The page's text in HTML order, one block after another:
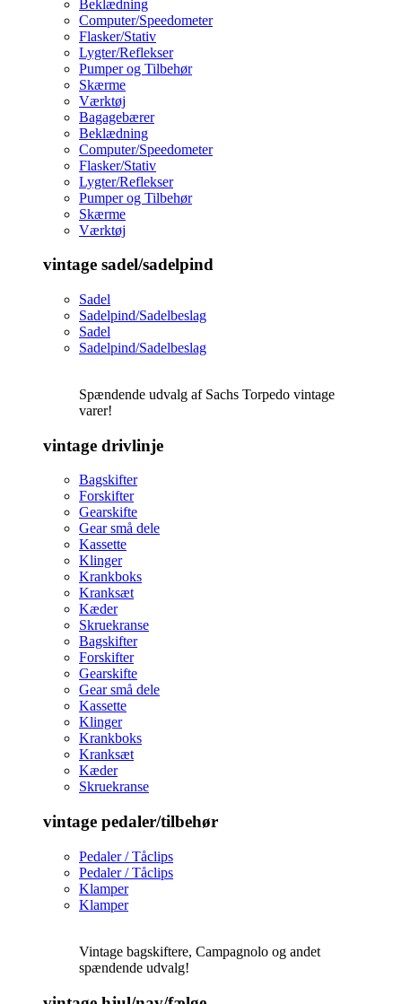
Beklædning
Computer/Speedometer
Flasker/Stativ
Lygter/Reflekser
Pumper og Tilbehør
Skærme
Værktøj
Bagagebærer
Beklædning
Computer/Speedometer
Flasker/Stativ
Lygter/Reflekser
Pumper og Tilbehør
Skærme
Værktøj
vintage sadel/sadelpind
Sadel
Sadelpind/Sadelbeslag
Sadel
Sadelpind/Sadelbeslag
Spændende udvalg af Sachs Torpedo vintage
varer!
vintage drivlinje
Bagskifter
Forskifter
Gearskifte
Gear små dele
Kassette
Klinger
Krankboks
Kranksæt
Kæder
Skruekranse
Bagskifter
Forskifter
Gearskifte
Gear små dele
Kassette
Klinger
Krankboks
Kranksæt
Kæder
Skruekranse
vintage pedaler/tilbehør
Pedaler / Tåclips
Pedaler / Tåclips
Klamper
Klamper
Vintage bagskiftere, Campagnolo og andet
spændende udvalg!